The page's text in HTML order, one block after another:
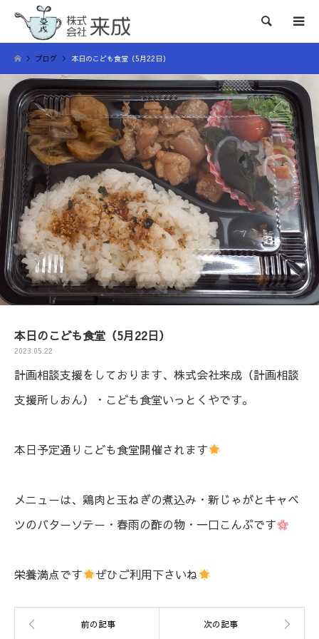
検索
ブログ 本日のこども食堂（5月22日）
本日のこども食堂（5月22日）
2023.05.22
計画相談支援をしております、株式会社来成（計画相談
支援所しおん）・こども食堂いっとくやです。
本日予定通りこども食堂開催されます
メニューは、鶏肉と玉ねぎの煮込み・新じゃがとキャベ
ツのバターソテー・春雨の酢の物・一口こんぶです
栄養満点です ぜひご利用下さいね